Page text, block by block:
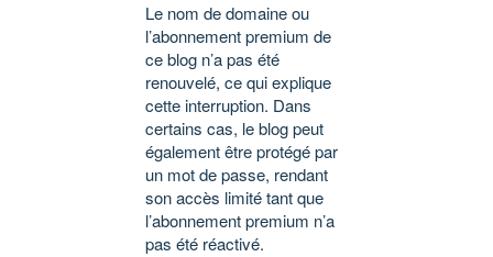
Le nom de domaine ou
l’abonnement premium de
ce blog n’a pas été
renouvelé, ce qui explique
cette interruption. Dans
certains cas, le blog peut
également être protégé par
un mot de passe, rendant
son accès limité tant que
l’abonnement premium n’a
pas été réactivé.